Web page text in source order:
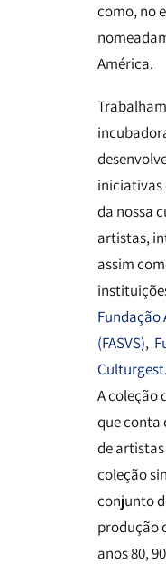
como, no
América.
iniciativas
da nossa
artistas,
assim
Fundação
(FASVS),
Culturgest.
A coleção
que conta
de
coleção
conjunto
produção
anos 80,